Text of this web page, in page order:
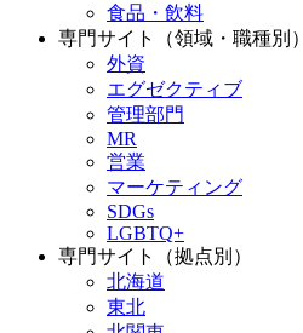
食品・飲料
専門サイト（領域・職種別）
外資
エグゼクティブ
管理部門
MR
営業
マーケティング
SDGs
LGBTQ+
専門サイト（拠点別）
北海道
東北